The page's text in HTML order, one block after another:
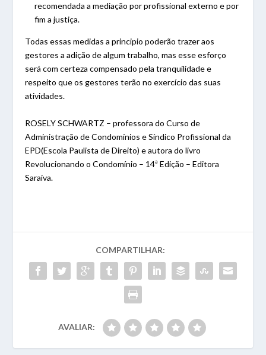
recomendada a mediação por profissional externo e por
fim a justiça.
Todas essas medidas a principio poderão trazer aos
gestores a adição de algum trabalho, mas esse esforço
será com certeza compensado pela tranquilidade e
respeito que os gestores terão no exercício das suas
atividades.
ROSELY SCHWARTZ – professora do Curso de
Administração de Condomínios e Síndico Profissional da
EPD(Escola Paulista de Direito) e autora do livro
Revolucionando o Condomínio – 14ª Edição – Editora
Saraiva.
COMPARTILHAR:
AVALIAR: